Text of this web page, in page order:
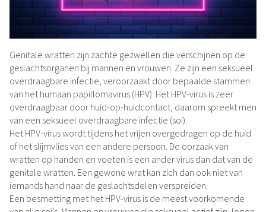
Genitale wratten zijn zachte gezwellen die verschijnen op de
geslachtsorganen bij mannen en vrouwen. Ze zijn een seksueel
overdraagbare infectie, veroorzaakt door bepaalde stammen
van het humaan papillomavirus (HPV). Het HPV-virus is zeer
overdraagbaar door huid-op-huidcontact, daarom spreekt men
van een seksueel overdraagbare infectie (soi).
Het HPV-virus wordt tijdens het vrijen overgedragen op de huid
of het slijmvlies van een andere persoon. De oorzaak van
wratten op handen en voeten is een ander virus dan dat van de
genitale wratten. Een gewone wrat kan zich dan ook niet van
iemands hand naar de geslachtsdelen verspreiden.
Een besmetting met het HPV-virus is de meest voorkomende